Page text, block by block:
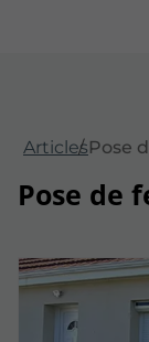
ArticlesPose
Pose de